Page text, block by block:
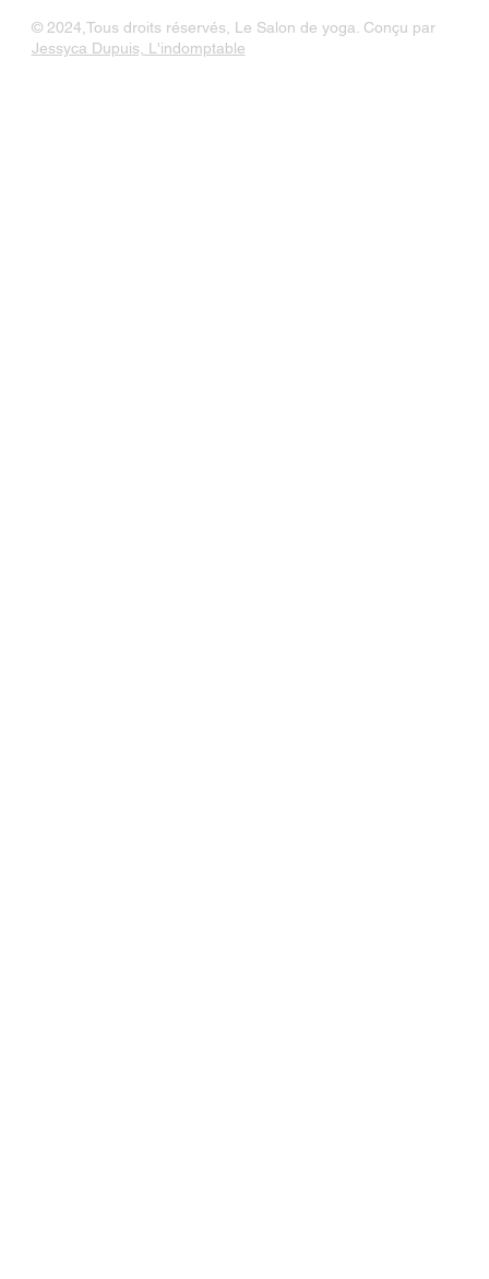
© 2024,Tous droits réservés, Le Salon de yoga. Conçu par
Jessyca Dupuis, L'indomptable